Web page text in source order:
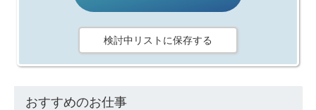
検討中リストに保存する
おすすめのお仕事